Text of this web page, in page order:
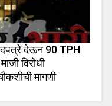
देऊन 90 TPH
विरोधी
मागणी